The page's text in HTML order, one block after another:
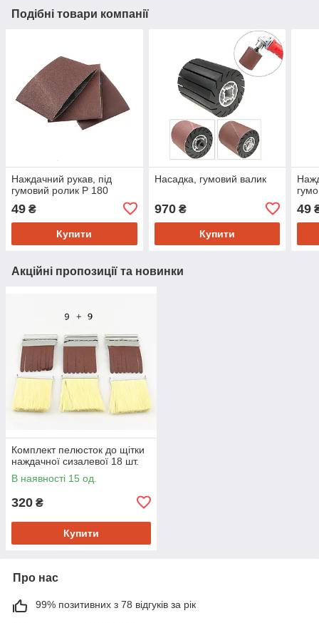
Подібні товари компанії
Наждачний рукав, під
гумовий ролик Р 180
49 ₴
Купити
Насадка, гумовий валик
970₴
Купити
49
Акційні пропозиції та новинки
Комплект пелюсток до щітки
наждачної сизалевої 18 шт.
В наявності 15 од.
320 ₴
Купити
Про нас
99% позитивних з 78 відгуків за рік